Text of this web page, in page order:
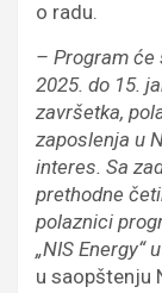
o radu.
– Program će
2025. do 15.
završetka,
zaposlenja u
interes. Sa
prethodne
polaznici
„NIS Energy“
u saopštenju